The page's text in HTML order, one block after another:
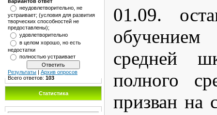
неудовлетворительно, не
устраивает; (условия для развития
творческих способностей не
предоставлены);
удовлетворительно
в целом хорошо, но есть
недостатки
полностью устраивает
Результаты | Архив опросов
Всего ответов: 103
Статистика
01.09.
средней
полного
призван на